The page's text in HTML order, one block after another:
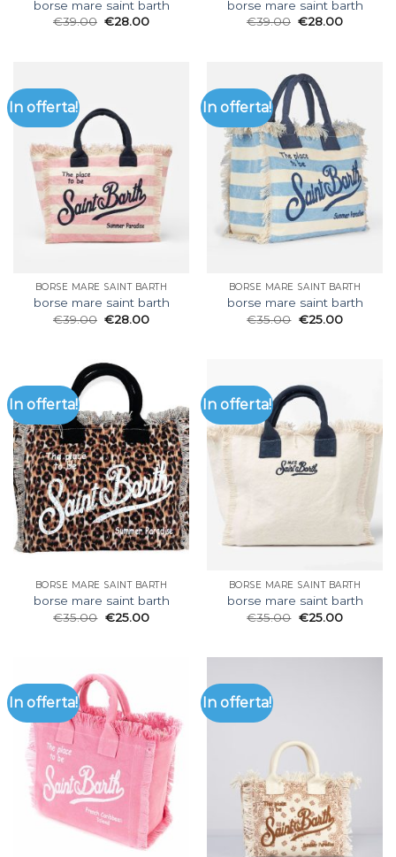
borse mare saint barth
€39.00 €28.00
borse mare saint barth
€39.00 €28.00
In offerta!
BORSE MARE SAINT BARTH
borse mare saint barth
€39.00 €28.00
In offerta!
BORSE MARE SAINT BARTH
borse mare saint barth
€35.00 €25.00
In offerta!
BORSE MARE SAINT BARTH
borse mare saint barth
€35.00 €25.00
In offerta!
BORSE MARE SAINT BARTH
borse mare saint barth
€35.00 €25.00
In offerta! In offerta!